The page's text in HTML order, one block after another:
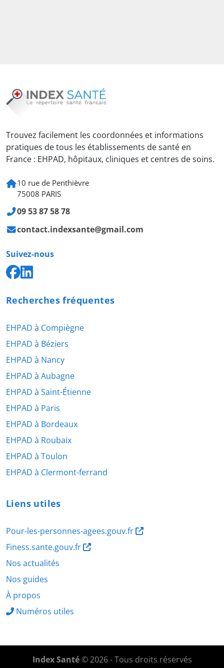
Trouvez facilement les coordonnées et informations
pratiques de tous les établissements de santé en
France : EHPAD, hôpitaux, cliniques et centres de soins.
10 rue de Penthièvre
75008 PARIS
09 53 87 58 78
contact.indexsante@gmail.com
Suivez-nous
Recherches fréquentes
EHPAD à Compiègne
EHPAD à Béziers
EHPAD à Nancy
EHPAD à Aubagne
EHPAD à Saint-Étienne
EHPAD à Paris
EHPAD à Bordeaux
EHPAD à Roubaix
EHPAD à Toulon
EHPAD à Clermont-ferrand
Liens utiles
Pour-les-personnes-agees.gouv.fr
Finess.sante.gouv.fr
Nos actualités
Nos guides
À propos
Numéros utiles
Index Santé© 2026 - Tous droits réservés